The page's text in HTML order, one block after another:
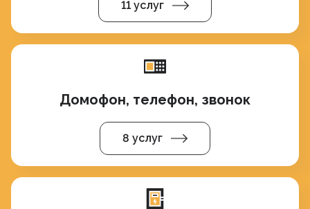
11 услуг
Домофон, телефон, звонок
8 услуг